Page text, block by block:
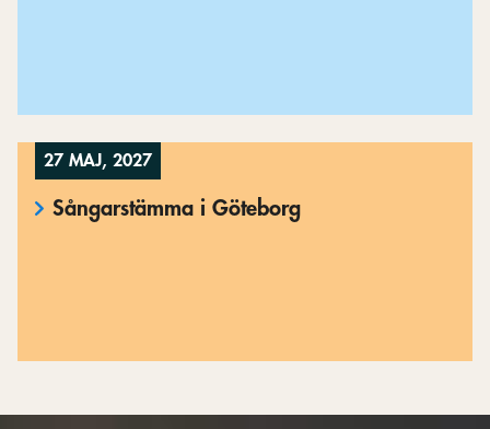
27 MAJ, 2027
Sångarstämma i Göteborg